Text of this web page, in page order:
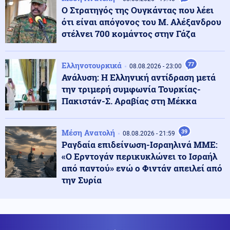
Υγεία 09.08.2026 - 17:01
Κολύμπι μετά το φαγητό: Αλήθεια ή μύθος ο κίνδυνος
πνιγμού;
09.08.2026 - 17:00
ΒΟΜΒΑ ΑΠΟ ΖΕΜΕΝΙΔΗ! «Οι ΗΠΑ δεν θα δώσουν τα F-
35 στην Τουρκία λόγω της Κίνας»
Κόσμος 09.08.2026 - 16:48
Ιταλία: Αρχαίο ρωμαϊκό ναυάγιο ανακαλύφθηκε
ανοιχτά των ακτών της Σικελίας (βίντεο)
Κόσμος 09.08.2026 - 16:33
Ο Στρατηγός της Ουγκάντας που λέει
ότι είναι απόγονος του Μ. Αλέξανδρου
στέλνει 700 κομάντος στην Γάζα
Ελληνοτουρκικά 08.08.2026 - 23:00 77
Ανάλυση: Η Ελληνική αντίδραση μετά
την τριμερή συμφωνία Τουρκίας-
Πακιστάν-Σ. Αραβίας στη Μέκκα
Μέση Ανατολή 08.08.2026 - 21:59 39
Ραγδαία επιδείνωση-Ισραηλινά ΜΜΕ:
«Ο Ερντογάν περικυκλώνει το Ισραήλ
από παντού» ενώ ο Φιντάν απειλεί από
την Συρία